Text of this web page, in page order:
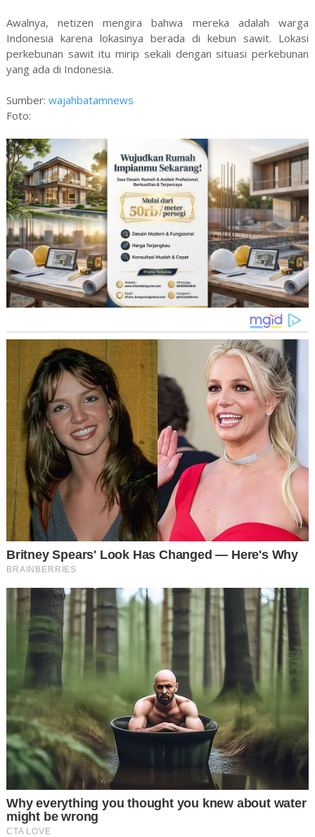
Awalnya, netizen mengira bahwa mereka adalah warga
Indonesia karena lokasinya berada di kebun sawit. Lokasi
perkebunan sawit itu mirip sekali dengan situasi perkebunan
yang ada di Indonesia.
Sumber: wajahbatamnews
Foto: